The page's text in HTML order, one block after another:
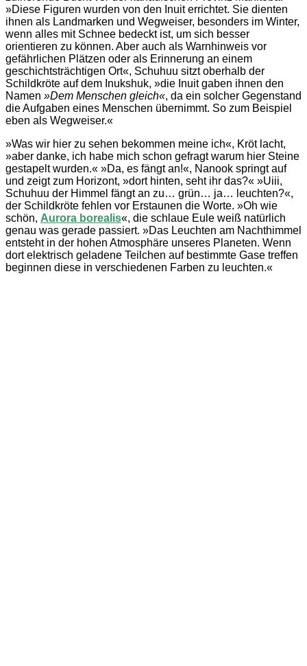
»Diese Figuren wurden von den Inuit errichtet. Sie dienten
ihnen als Landmarken und Wegweiser, besonders im Winter,
wenn alles mit Schnee bedeckt ist, um sich besser
orientieren zu können. Aber auch als Warnhinweis vor
gefährlichen Plätzen oder als Erinnerung an einem
geschichtsträchtigen Ort«, Schuhuu sitzt oberhalb der
Schildkröte auf dem Inukshuk, »die Inuit gaben ihnen den
Namen »Dem Menschen gleich«, da ein solcher Gegenstand
die Aufgaben eines Menschen übernimmt. So zum Beispiel
eben als Wegweiser.«
»Was wir hier zu sehen bekommen meine ich«, Kröt lacht,
»aber danke, ich habe mich schon gefragt warum hier Steine
gestapelt wurden.« »Da, es fängt an!«, Nanook springt auf
und zeigt zum Horizont, »dort hinten, seht ihr das?« »Uiii,
Schuhuu der Himmel fängt an zu… grün… ja… leuchten?«,
der Schildkröte fehlen vor Erstaunen die Worte. »Oh wie
schön, Aurora borealis«, die schlaue Eule weiß natürlich
genau was gerade passiert. »Das Leuchten am Nachthimmel
entsteht in der hohen Atmosphäre unseres Planeten. Wenn
dort elektrisch geladene Teilchen auf bestimmte Gase treffen
beginnen diese in verschiedenen Farben zu leuchten.«